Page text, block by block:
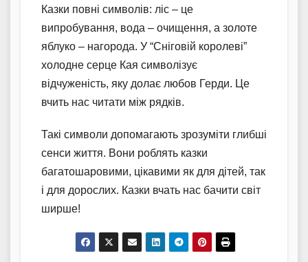
Казки повні символів: ліс – це
випробування, вода – очищення, а золоте
яблуко – нагорода. У “Сніговій королеві”
холодне серце Кая символізує
відчуженість, яку долає любов Герди. Це
вчить нас читати між рядків.
Такі символи допомагають зрозуміти глибші
сенси життя. Вони роблять казки
багатошаровими, цікавими як для дітей, так
і для дорослих. Казки вчать нас бачити світ
ширше!